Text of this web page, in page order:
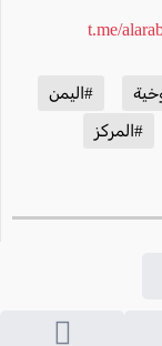
t.me/
#اليمن
#المركز